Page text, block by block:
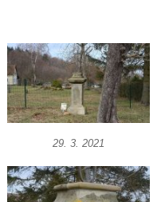
Roudnici nad
od Chouče
29. 3. 2021